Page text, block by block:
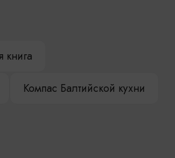
книга
Компас Балтийской кухни